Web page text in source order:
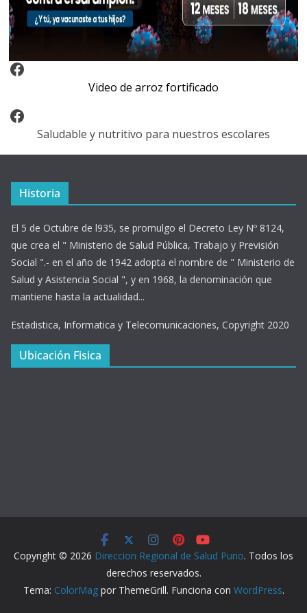
Video Arroz Fortificado
Video de arroz fortificado
Facebook
Saludable y nutritivo para nuestros escolares
Historia
El 5 de Octubre de l935, se promulgo el Decreto Ley Nº 8124,
que crea el " Ministerio de Salud Pública, Trabajo y Previsión
Social ".- en el año de 1942 adopta el nombre de " Ministerio de
Salud y Asistencia Social ", y en 1968, la denominación que
mantiene hasta la actualidad...
Estadistica, Informatica y Telecomunicaciones, Copyright 2020
Ubicación Fisica
Copyright © 2026 Direccion Regional de Salud Puno. Todos los
derechos reservados.
Tema: ColorMagpor ThemeGrill. Funciona con WordPress.